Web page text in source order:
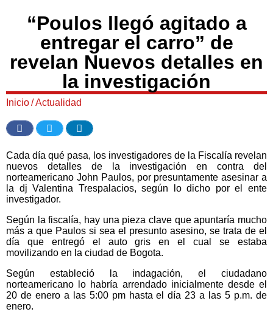
“Poulos llegó agitado a
entregar el carro” de
revelan Nuevos detalles en
la investigación
Inicio/Actualidad
Cada día qué pasa, los investigadores de la Fiscalía revelan
nuevos detalles de la investigación en contra del
norteamericano John Paulos, por presuntamente asesinar a
la dj Valentina Trespalacios, según lo dicho por el ente
investigador.
Según la fiscalía, hay una pieza clave que apuntaría mucho
más a que Paulos si sea el presunto asesino, se trata de el
día que entregó el auto gris en el cual se estaba
movilizando en la ciudad de Bogota.
Según estableció la indagación, el ciudadano
norteamericano lo habría arrendado inicialmente desde el
20 de enero a las 5:00 pm hasta el día 23 a las 5 p.m. de
enero.